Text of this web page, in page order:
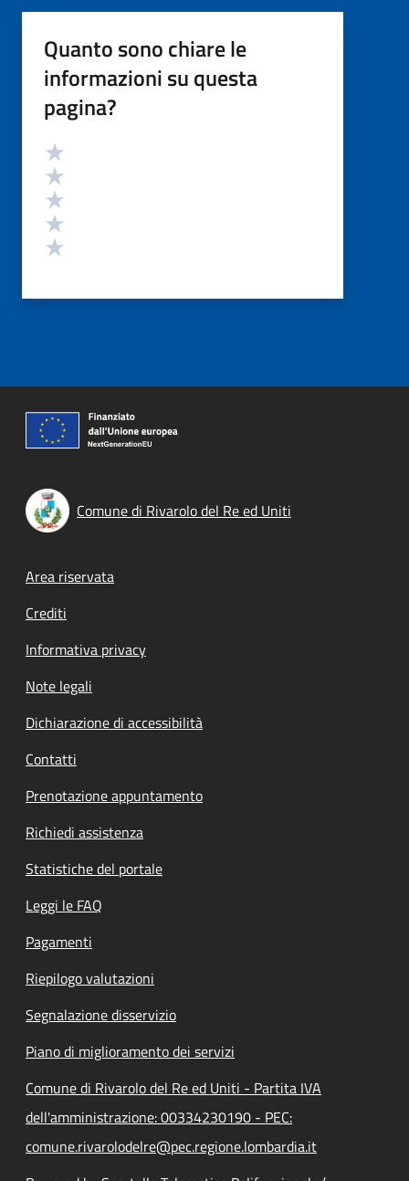
Quanto sono chiare le
informazioni su questa
pagina?
Valutazione
Comune di Rivarolo del Re ed Uniti
Footer menu
Area riservata
Crediti
Informativa privacy
Note legali
Dichiarazione di accessibilità
Contatti
Prenotazione appuntamento
Richiedi assistenza
Statistiche del portale
Leggi le FAQ
Pagamenti
Riepilogo valutazioni
Segnalazione disservizio
Piano di miglioramento dei servizi
Comune di Rivarolo del Re ed Uniti - Partita IVA
dell'amministrazione: 00334230190 - PEC:
comune.rivarolodelre@pec.regione.lombardia.it